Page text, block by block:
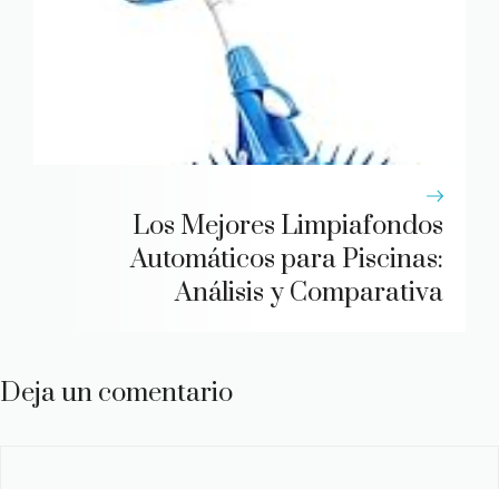
Los Mejores Limpiafondos
Automáticos para Piscinas:
Análisis y Comparativa
Deja un comentario